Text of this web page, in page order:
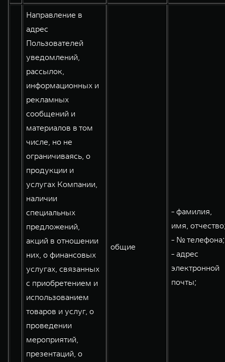
Направление в
адрес
Пользователей
уведомлений,
рассылок,
информационных и
рекламных
сообщений и
материалов в том
числе, но не
ограничиваясь, о
продукции и
услугах Компании,
наличии
специальных
предложений,
акций в отношении
них, о финансовых
услугах, связанных
с приобретением и
использованием
товаров и услуг, о
проведении
мероприятий,
презентаций, о
общие
- фамилия,
имя,
- № телефона;
- адрес
электронной
почты;